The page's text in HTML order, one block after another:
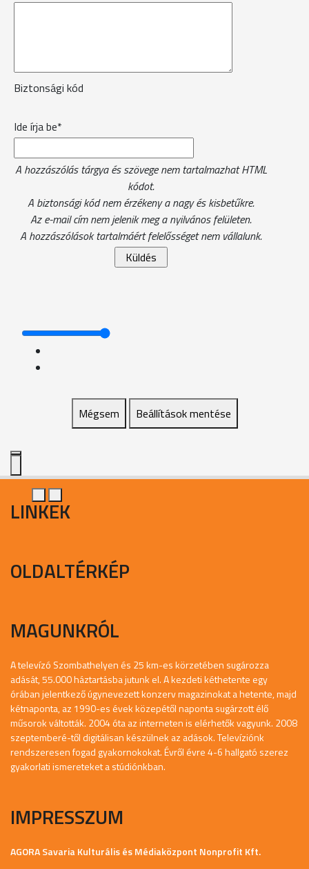
Biztonsági kód
Ide írja be*
A hozzászólás tárgya és szövege nem tartalmazhat HTML
kódot.
A biztonsági kód nem érzékeny a nagy és kisbetűkre.
Az e-mail cím nem jelenik meg a nyilvános felületen.
A hozzászólások tartalmáért felelősséget nem vállalunk.
Mégsem Beállítások mentése
LINKEK
OLDALTÉRKÉP
MAGUNKRÓL
A televízó Szombathelyen és 25 km-es körzetében sugározza
adását, 55.000 háztartásba jutunk el. A kezdeti kéthetente egy
órában jelentkező úgynevezett konzerv magazinokat a hetente, majd
kétnaponta, az 1990-es évek közepétől naponta sugárzott élő
műsorok váltották. 2004 óta az interneten is elérhetők vagyunk. 2008
szeptemberé-től digitálisan készülnek az adások. Televíziónk
rendszeresen fogad gyakornokokat. Évről évre 4-6 hallgató szerez
gyakorlati ismereteket a stúdiónkban.
IMPRESSZUM
AGORA Savaria Kulturális és Médiaközpont Nonprofit Kft.